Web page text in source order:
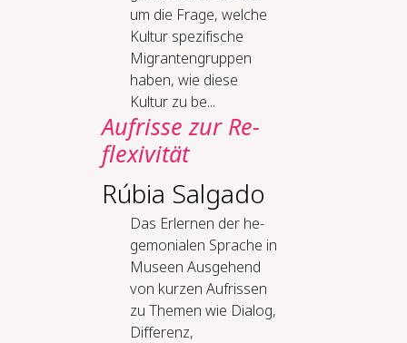
um die Frage, welche
Kultur spezifische
Migrantengruppen
haben, wie diese
Kultur zu be...
Auf­ris­se zur Re­
fle­xi­vi­tät
Rúbia Salgado
Das Er­ler­nen der he­
ge­mo­nia­len Spra­che in
Mu­se­en Ausgehend
von kurzen Aufrissen
zu Themen wie Dialog,
Differenz,